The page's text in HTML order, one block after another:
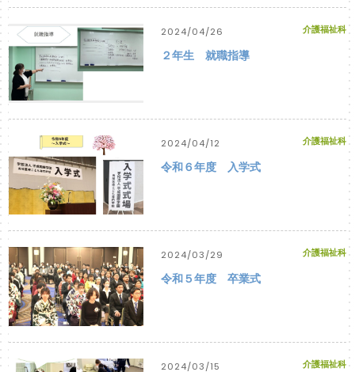
2024/04/26 介護福祉科
２年生 就職指導
2024/04/12 介護福祉科
令和６年度 入学式
2024/03/29 介護福祉科
令和５年度 卒業式
2024/03/15 介護福祉科